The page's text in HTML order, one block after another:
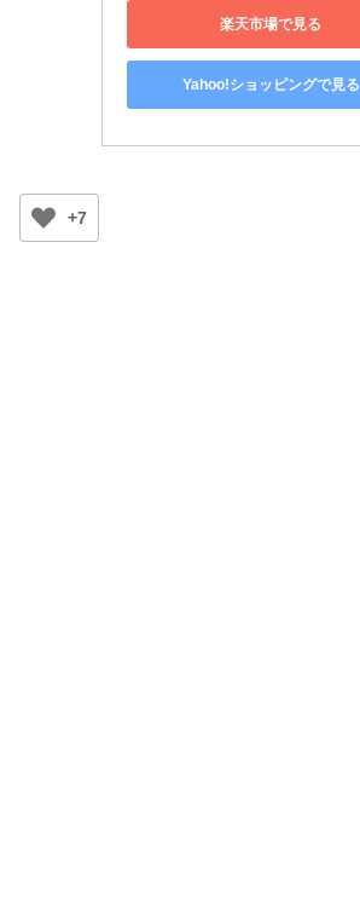
楽天市場で見る
Yahoo!ショッピングで見る
+7